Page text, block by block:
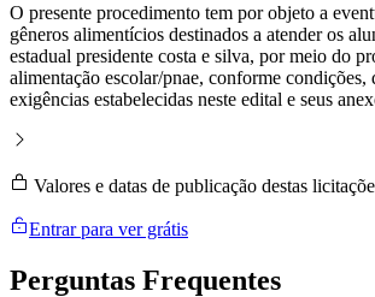
O presente procedimento tem por objeto a
gêneros alimentícios destinados a atender os
estadual presidente costa e silva, por meio do
alimentação escolar/pnae, conforme condições,
exigências estabelecidas neste edital e seus
Valores e datas de publicação destas
Entrar para ver grátis
Perguntas Frequentes